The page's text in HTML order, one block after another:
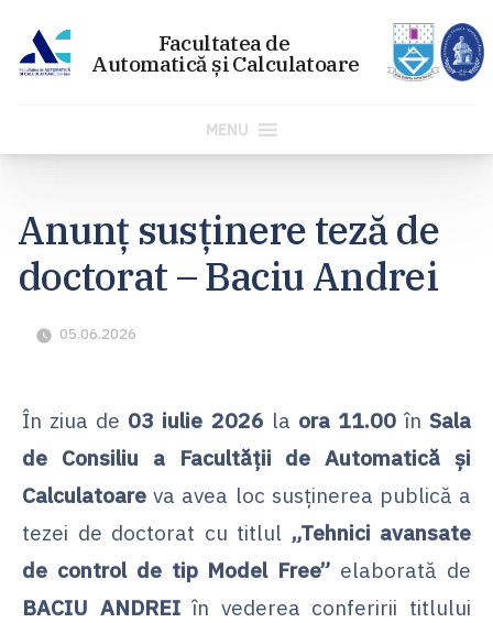
conținut
MENU
Anunț susținere teză de
doctorat – Baciu Andrei
05.06.2026
În ziua de 03 iulie 2026 la ora 11.00înSala
de Consiliu a Facultății de Automatică și
Calculatoare va avea loc susținerea publică a
tezei de doctorat cu titlul „Tehnici avansate
de control de tip Model Free” elaborată de
BACIU ANDREIîn vederea conferirii titlului